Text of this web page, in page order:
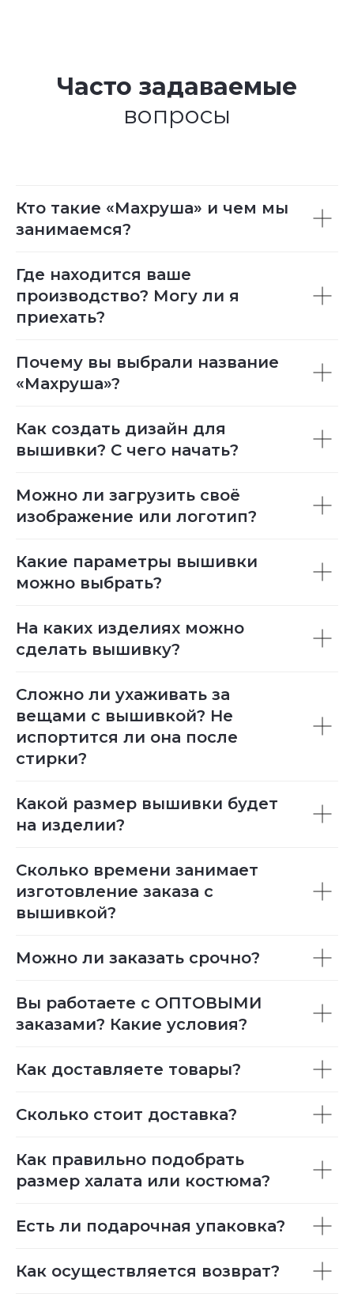
Часто задаваемые
вопросы
Кто такие «Махруша» и чем мы
занимаемся?
Где находится ваше
производство? Могу ли я
приехать?
Почему вы выбрали название
«Махруша»?
Как создать дизайн для
вышивки? С чего начать?
Можно ли загрузить своё
изображение или логотип?
Какие параметры вышивки
можно выбрать?
На каких изделиях можно
сделать вышивку?
Сложно ли ухаживать за
вещами с вышивкой? Не
испортится ли она после
стирки?
Какой размер вышивки будет
на изделии?
Сколько времени занимает
изготовление заказа с
вышивкой?
Можно ли заказать срочно?
Вы работаете с ОПТОВЫМИ
заказами? Какие условия?
Как доставляете товары?
Сколько стоит доставка?
Как правильно подобрать
размер халата или костюма?
Есть ли подарочная упаковка?
Как осуществляется возврат?